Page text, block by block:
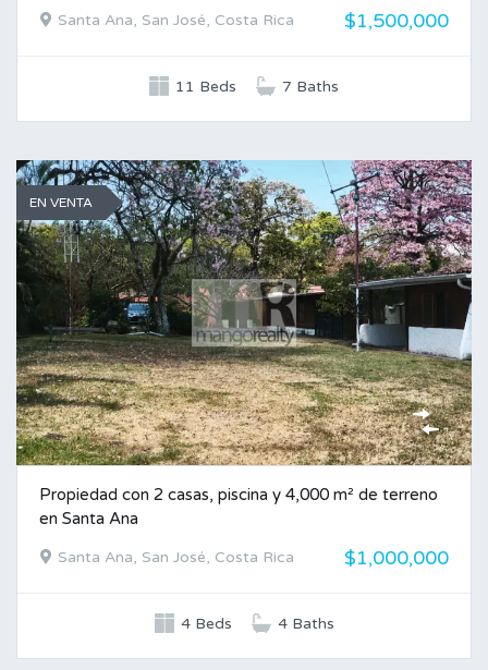
Santa Ana, San José, Costa Rica $1,500,000
11 Beds 7 Baths
EN VENTA
Propiedad con 2 casas, piscina y 4,000 m² de terreno
en Santa Ana
Santa Ana, San José, Costa Rica $1,000,000
4 Beds 4 Baths